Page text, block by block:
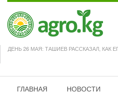
ДЕНЬ 26 МАЯ: ТАШИЕВ РАССКАЗАЛ, КАК
ГЛАВНАЯ НОВОСТИ